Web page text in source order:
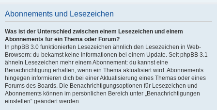
Abonnements und Lesezeichen
Was ist der Unterschied zwischen einem Lesezeichen und einem
Abonnements für ein Thema oder Forum?
In phpBB 3.0 funktionierten Lesezeichen ähnlich den Lesezeichen in Web-
Browsern: du bekamst keine Informationen bei einem Update. Seit phpBB 3.1
ähneln Lesezeichen mehr einem Abonnement: du kannst eine
Benachrichtigung erhalten, wenn ein Thema aktualisiert wird. Abonnements
hingegen informieren dich bei einer Aktualisierung eines Themas oder eines
Forums des Boards. Die Benachrichtigungsoptionen für Lesezeichen und
Abonnements können im persönlichen Bereich unter „Benachrichtigungen
einstellen“ geändert werden.